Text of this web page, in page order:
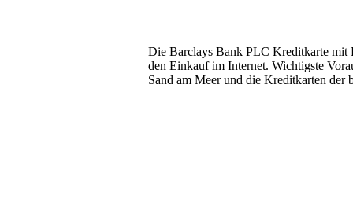
Die Barclays Bank PLC Kreditkarte mit
den Einkauf im Internet. Wichtigste
Sand am Meer und die Kreditkarten der